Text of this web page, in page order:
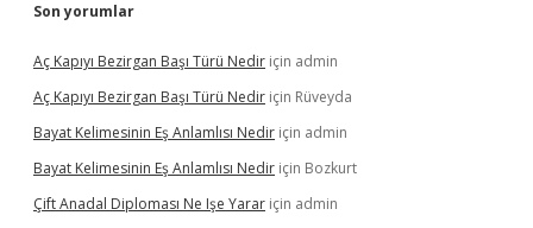
Son yorumlar
Aç Kapıyı Bezirgan Başı Türü Nedir için admin
Aç Kapıyı Bezirgan Başı Türü Nedir için Rüveyda
Bayat Kelimesinin Eş Anlamlısı Nedir için admin
Bayat Kelimesinin Eş Anlamlısı Nedir için Bozkurt
Çift Anadal Diploması Ne Işe Yarar için admin